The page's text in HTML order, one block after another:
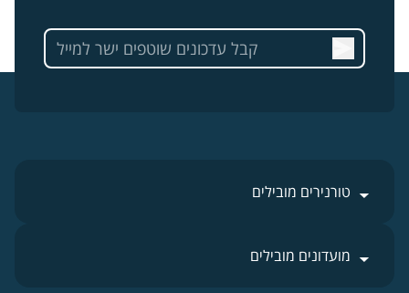
טורנירים מובילים
מועדונים מובילים